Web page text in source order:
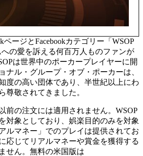
ページとFacebookカテゴリー「WSOP
への愛を訴える何百万人ものファンが
は世界中のポーカープレイヤーに開
ナル・グループ・オブ・ポーカーは、
度の高い団体であり、半世紀以上にわ
尊敬されてきました。
前の注文には適用されません。WSOP
対象としており、娯楽目的のみを対象
ルマネー」でのプレイは提供されてお
応じてリアルマネーや賞金を獲得する
せん。無料の米国版は